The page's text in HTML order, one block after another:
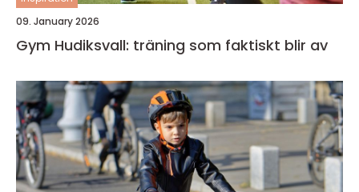
09. January 2026
Gym Hudiksvall: träning som faktiskt blir av